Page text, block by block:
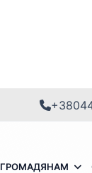
ГРОМАДЯНАМ